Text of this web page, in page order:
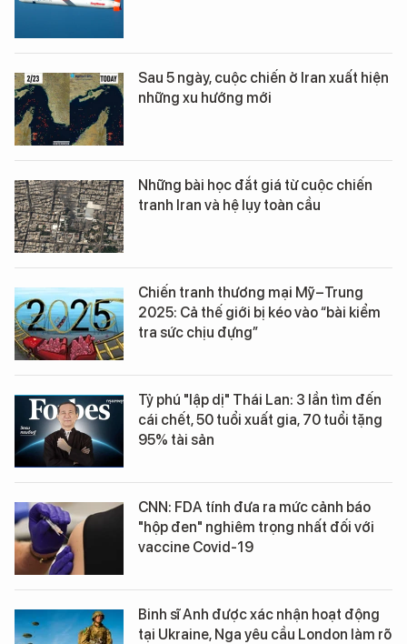
Sau 5 ngày, cuộc chiến ở Iran xuất hiện
những xu hướng mới
Những bài học đắt giá từ cuộc chiến
tranh Iran và hệ lụy toàn cầu
Chiến tranh thương mại Mỹ–Trung
2025: Cả thế giới bị kéo vào “bài kiểm
tra sức chịu đựng”
Tỷ phú "lập dị" Thái Lan: 3 lần tìm đến
cái chết, 50 tuổi xuất gia, 70 tuổi tặng
95% tài sản
CNN: FDA tính đưa ra mức cảnh báo
"hộp đen" nghiêm trọng nhất đối với
vaccine Covid-19
Binh sĩ Anh được xác nhận hoạt động
tại Ukraine, Nga yêu cầu London làm rõ